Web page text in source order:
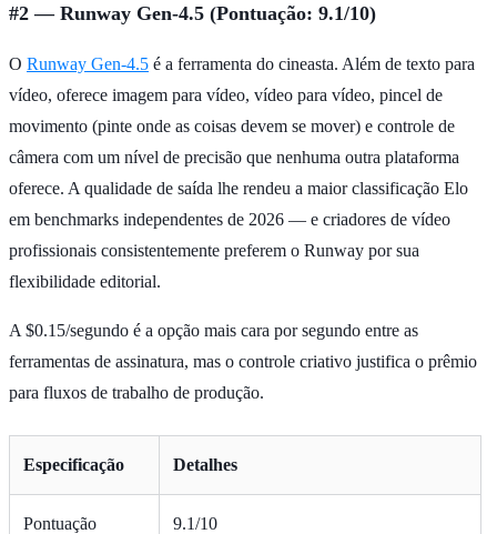
#2 — Runway Gen-4.5 (Pontuação: 9.1/10)
O Runway Gen-4.5 é a ferramenta do cineasta. Além de texto para
vídeo, oferece imagem para vídeo, vídeo para vídeo, pincel de
movimento (pinte onde as coisas devem se mover) e controle de
câmera com um nível de precisão que nenhuma outra plataforma
oferece. A qualidade de saída lhe rendeu a maior classificação Elo
em benchmarks independentes de 2026 — e criadores de vídeo
profissionais consistentemente preferem o Runway por sua
flexibilidade editorial.
A $0.15/segundo é a opção mais cara por segundo entre as
ferramentas de assinatura, mas o controle criativo justifica o prêmio
para fluxos de trabalho de produção.
Especificação Detalhes
Pontuação 9.1/10